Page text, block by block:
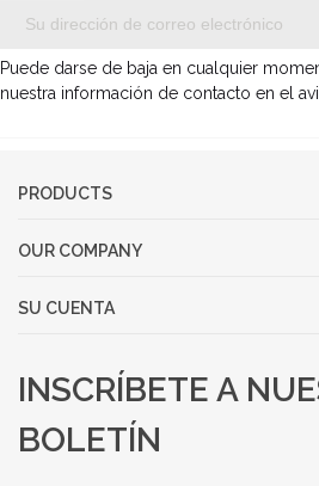
Puede darse de baja en cualquier
nuestra información de contacto en el
PRODUCTS
OUR COMPANY
SU CUENTA
INSCRÍBETE A
BOLETÍN